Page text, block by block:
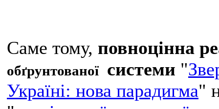
Саме тому, повноцінна
обґрунтованої системи "
Україні: нова парадигма"